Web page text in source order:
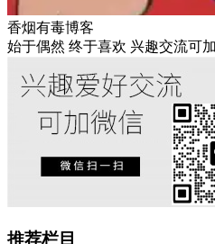
香烟有毒博客
始于偶然 终于喜欢 兴趣交流可
推荐栏目